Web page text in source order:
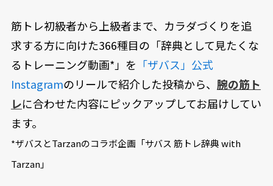
筋トレ初級者から上級者まで、カラダづくりを追
求する方に向けた366種目の「辞典として見たくな
るトレーニング動画*」を 「ザバス」公式
Instagramのリールで紹介した投稿から、 腕の筋ト
レに合わせた内容にピックアップしてお届けしてい
ます。
*ザバスとTarzanのコラボ企画「サバス 筋トレ辞典 with
Tarzan」